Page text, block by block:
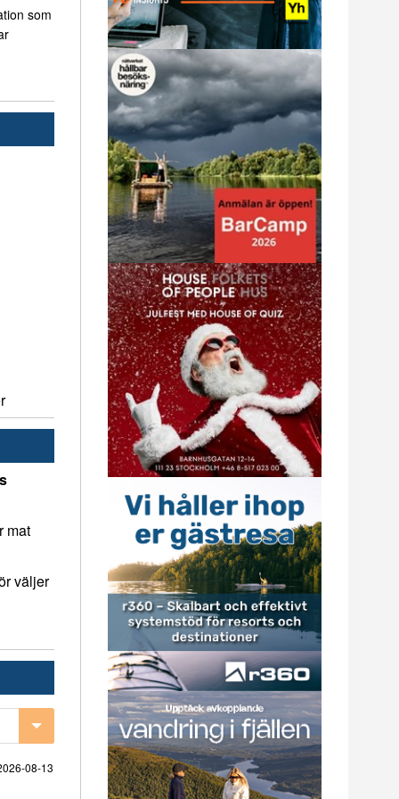
som
mat
väljer
08-13